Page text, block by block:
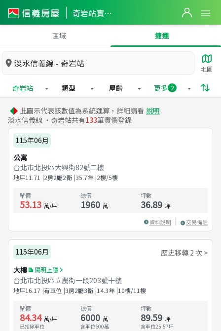
奇岩站實價登錄
區域 捷運
淡水信義線 - 奇岩站 地圖
奇岩站 類型 屋齡 更多 2
此圖示代表該數值為系統運算，詳細請看 說明
淡水信義線 ・奇岩站共有133筆實價登錄
115年06月
公寓
台北市北投區大興街82號二樓
地坪11.71 2房2廳2衛 35.7年 2樓/5樓
單價
53.13 萬/坪
總價
1960 萬
坪數
36.89 坪
資料說明 交易備註
115年06月
歷史移轉 2 次 >
大樓
陽明上隱
台北市北投區立農街一段203號十樓
地坪16.17 有車位 3房2廳3衛 14.3年 10樓/11樓
單價
84.34 萬/坪
已扣除車位
總價
6000 萬
含車位600萬
坪數
89.59 坪
含車位25.57坪